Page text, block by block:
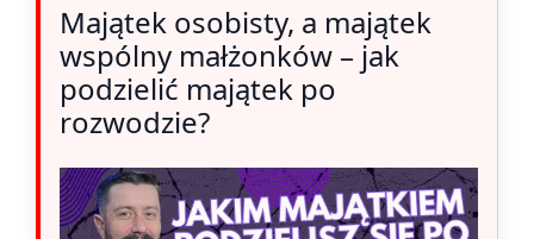
Majątek osobisty, a majątek
wspólny małżonków – jak
podzielić majątek po
rozwodzie?